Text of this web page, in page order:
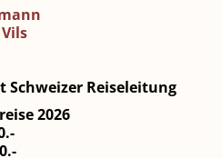
Schweizer Reiseleitung
2026